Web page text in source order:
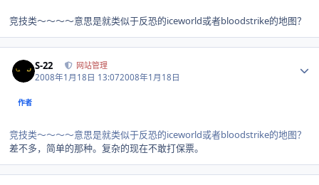
竞技类～～～～意思是就类似于反恐的iceworld或者bloodstrike的地图？
S-22 网站管理
2008年1月18日 13:072008年1月18日
作者
竞技类～～～～意思是就类似于反恐的iceworld或者bloodstrike的地图？
差不多，简单的那种。复杂的现在不敢打保票。